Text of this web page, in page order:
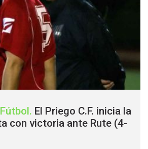
Fútbol. El Priego C.F. inicia la
con victoria ante Rute (4-